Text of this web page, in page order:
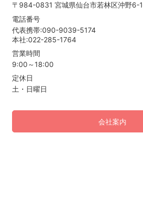
〒984-0831 宮城県仙台市若林区沖野6-
電話番号
代表携帯:090-9039-5174
本社:022-285-1764
営業時間
9:00～18:00
定休日
土・日曜日
会社案内